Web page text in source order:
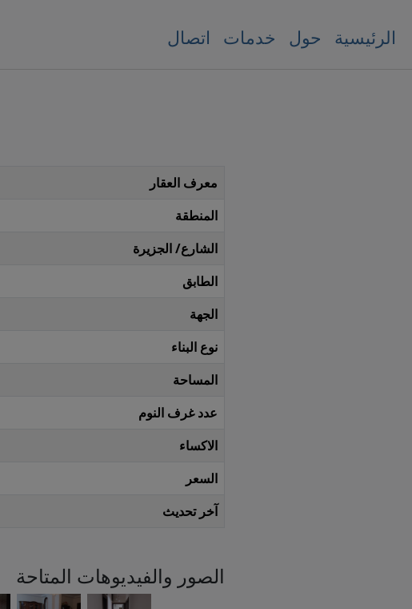
الرئيسية حول خدمات اتصال
معرف العقار
المنطقة
الشارع/ الجزيرة
الطابق
الجهة
نوع البناء
المساحة
عدد غرف النوم
الاكساء
السعر
آخر تحديث
الصور والفيديوهات المتاحة